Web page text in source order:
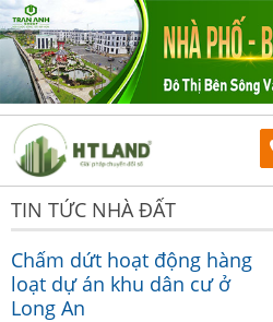
TIN TỨC NHÀ ĐẤT
Chấm dứt hoạt động hàng
loạt dự án khu dân cư ở
Long An